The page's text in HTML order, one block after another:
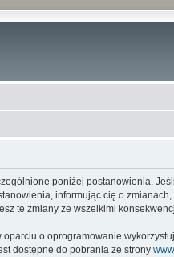
poniżej postanowienia.
informując cię o
te zmiany ze wszelkimi
w oparciu o oprogramowanie
dostępne do pobrania ze strony